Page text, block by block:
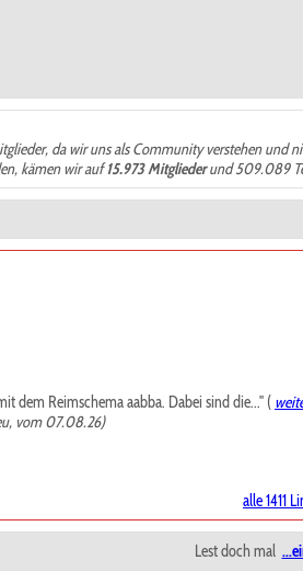
da wir uns als Community verstehen
kämen wir auf15.973 Mitgliederund 509.089
dem Reimschema aabba. Dabei sind die..." (
vom 07.08.26)
alle 1411
Lest doch mal